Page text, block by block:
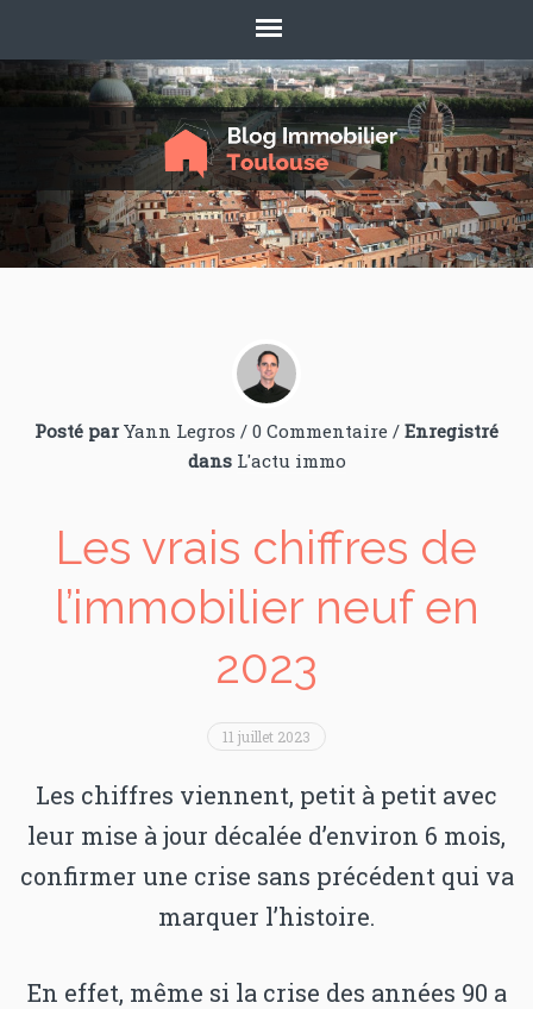
Posté par Yann Legros / 0 Commentaire / Enregistré
dans L'actu immo
Les vrais chiffres de
l’immobilier neuf en
2023
11 juillet 2023
Les chiffres viennent, petit à petit avec
leur mise à jour décalée d’environ 6 mois,
confirmer une crise sans précédent qui va
marquer l’histoire.
En effet, même si la crise des années 90 a